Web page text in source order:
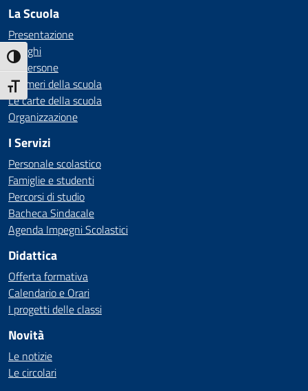
Attiva/disattiva alto contrasto
Attiva/disattiva dimensione testo
La Scuola
Presentazione
I luoghi
Le persone
I numeri della scuola
Le carte della scuola
Organizzazione
I Servizi
Personale scolastico
Famiglie e studenti
Percorsi di studio
Bacheca Sindacale
Agenda Impegni Scolastici
Didattica
Offerta formativa
Calendario e Orari
I progetti delle classi
Novità
Le notizie
Le circolari